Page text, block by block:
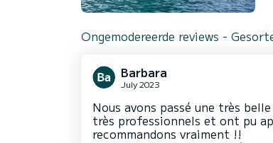
Ongemodereerde reviews -
Barbara
July 2023
Nous avons passé une très
très professionnels et ont pu
recommandons vraiment !!